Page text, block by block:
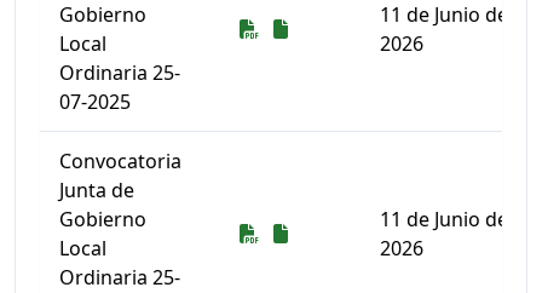
Gobierno
Local
Ordinaria 25-
07-2025
Descarga
Descarga
11 de Junio de
2026
Convocatoria
Junta de
Gobierno
Local
Ordinaria 25-
Descarga
Descarga
11 de Junio de
2026